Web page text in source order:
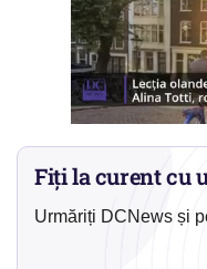
Fiți la curent cu
Urmăriți DCNews și